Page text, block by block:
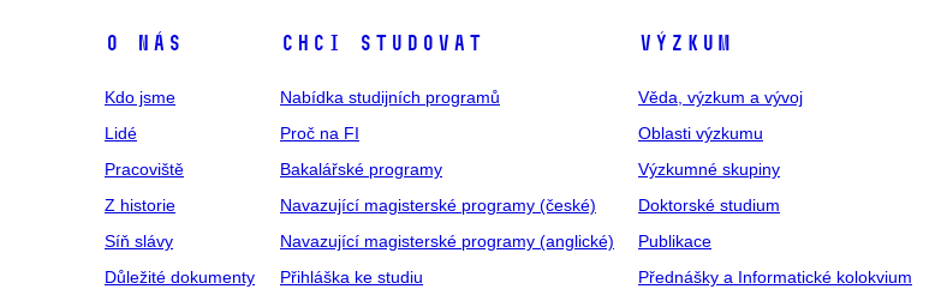
O NÁS
Kdo jsme
Lidé
Pracoviště
Z historie
Síň slávy
Důležité dokumenty
CHCI STUDOVAT
Nabídka studijních programů
Proč na FI
Bakalářské programy
Navazující magisterské programy (české)
Navazující magisterské programy (anglické)
Přihláška ke studiu
VÝZKUM
Věda, výzkum a vývoj
Oblasti výzkumu
Výzkumné skupiny
Doktorské studium
Publikace
Přednášky a Informatické kolokvium